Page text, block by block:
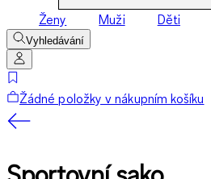
Ženy Muži Děti
Vyhledávání
Žádné položky v nákupním košíku